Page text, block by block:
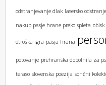
odstranjevanje dlak lasersko
nakup pasje hrane preko spleta
otroška igra pasja hrana
potovanje prehranska dopolnila za
teraso slovenska poezija sončni